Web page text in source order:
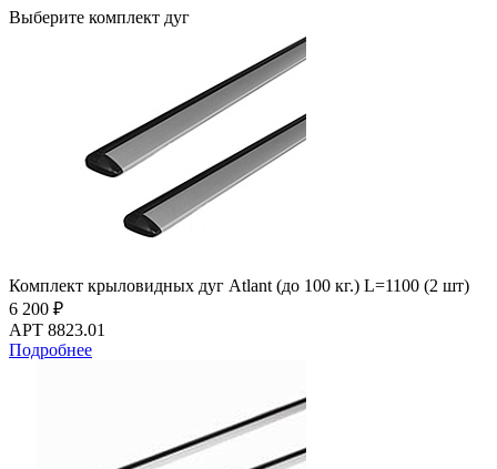
Выберите комплект дуг
Комплект крыловидных дуг Atlant (до 100 кг.) L=1100 (2 шт)
6 200 ₽
АРТ 8823.01
Подробнее